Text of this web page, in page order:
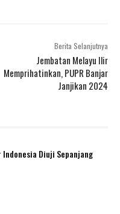
Berita Selanjutnya
Jembatan Melayu Ilir
Memprihatinkan, PUPR Banjar
Janjikan 2024
Indonesia Diuji Sepanjang